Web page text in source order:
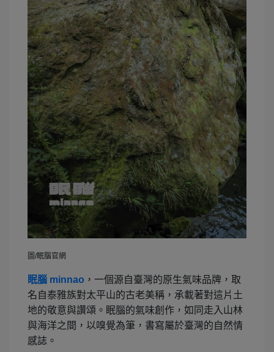
圖/眠腦官網
眠腦 minnao ，一個源自臺灣的原生氣味品牌，取
名自泰雅族對太平山的古老美稱，承載著對這片土
地的敬意與讚頌。眠腦的氣味創作，如同走入山林
與海洋之間，以嗅覺為筆，書寫屬於臺灣的自然情
感誌。